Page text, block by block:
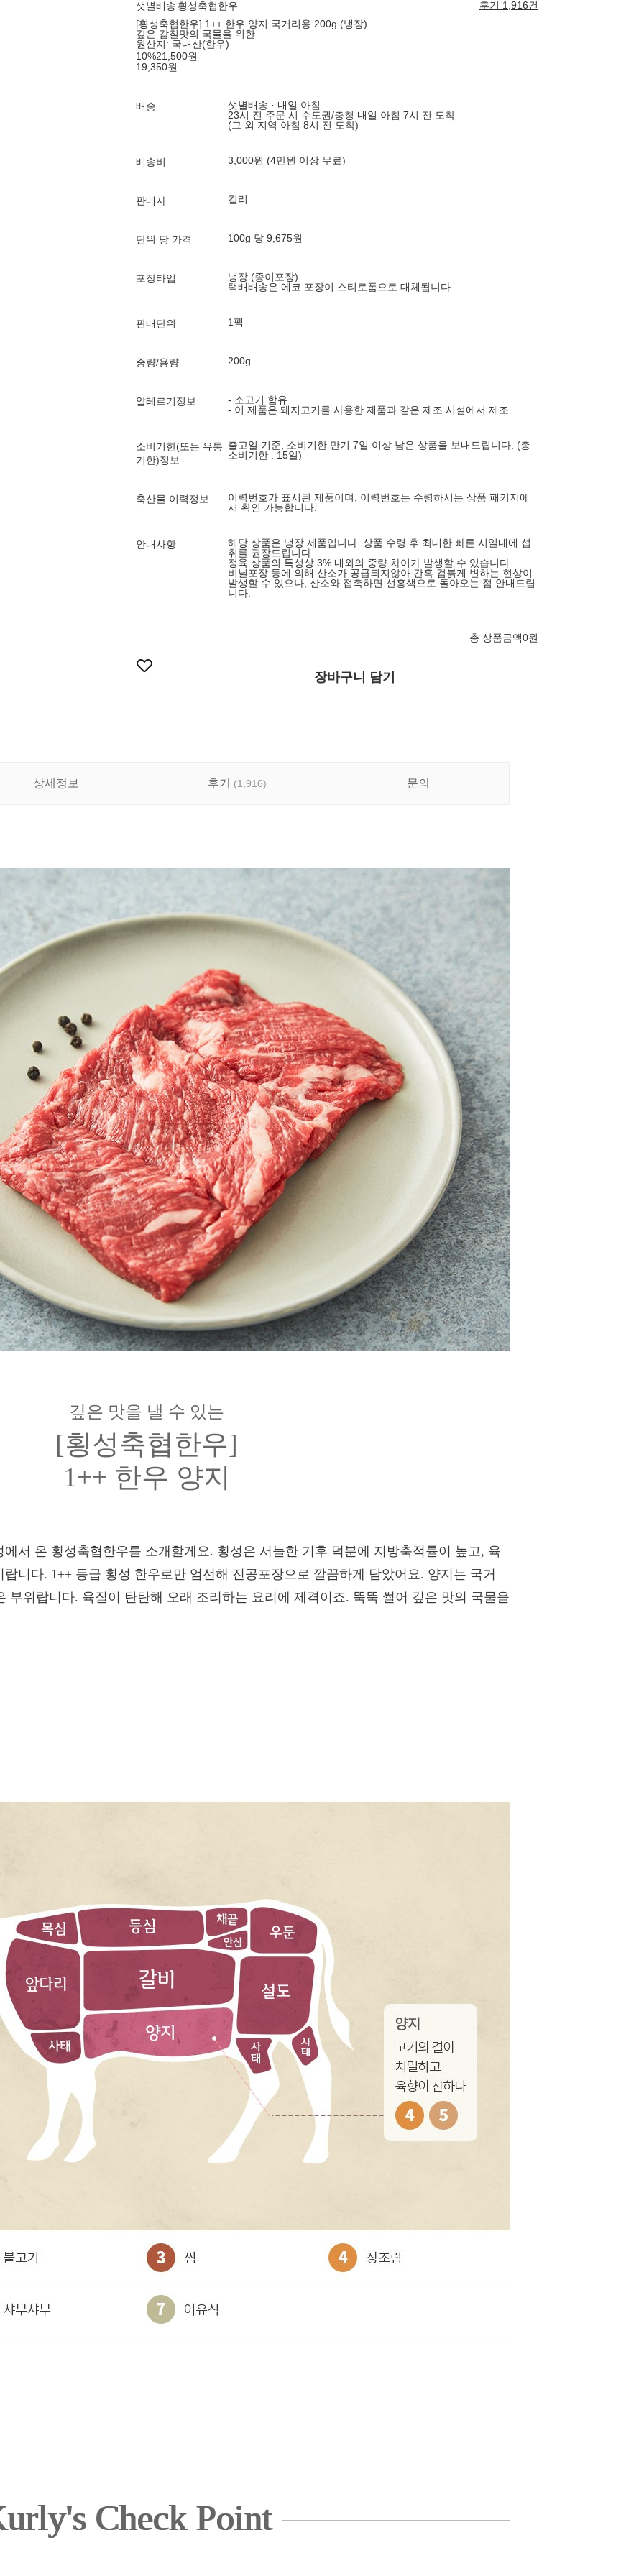
샛별배송 횡성축협한우
후기 1,916건
[횡성축협한우] 1++ 한우 양지 국거리용 200g (냉장)
깊은 감칠맛의 국물을 위한
원산지: 국내산(한우)
10%21,500원
19,350원
배송
샛별배송 · 내일 아침
23시 전 주문 시 수도권/충청 내일 아침 7시 전 도착
(그 외 지역 아침 8시 전 도착)
배송비 3,000원 (4만원 이상 무료)
판매자 컬리
단위 당 가격 100g 당 9,675원
포장타입
냉장 (종이포장)
택배배송은 에코 포장이 스티로폼으로 대체됩니다.
판매단위 1팩
중량/용량 200g
알레르기정보
- 소고기 함유
- 이 제품은 돼지고기를 사용한 제품과 같은 제조 시설에서 제조
소비기한(또는 유통
기한)정보
출고일 기준, 소비기한 만기 7일 이상 남은 상품을 보내드립니다. (총
소비기한 : 15일)
축산물 이력정보
이력번호가 표시된 제품이며, 이력번호는 수령하시는 상품 패키지에
서 확인 가능합니다.
안내사항
해당 상품은 냉장 제품입니다. 상품 수령 후 최대한 빠른 시일내에 섭
취를 권장드립니다.
정육 상품의 특성상 3% 내외의 중량 차이가 발생할 수 있습니다.
비닐포장 등에 의해 산소가 공급되지않아 간혹 검붉게 변하는 현상이
발생할 수 있으나, 산소와 접촉하면 선홍색으로 돌아오는 점 안내드립
니다.
총 상품금액0원
장바구니 담기
상세정보 후기 (1,916) 문의
깊은 맛을 낼 수 있는
[횡성축협한우]
1++ 한우 양지
서 온 횡성축협한우를 소개할게요. 횡성은 서늘한 기후 덕분에 지방축적률이 높고, 육
니다. 1++ 등급 횡성 한우로만 엄선해 진공포장으로 깔끔하게 담았어요. 양지는 국거
부위랍니다. 육질이 탄탄해 오래 조리하는 요리에 제격이죠. 뚝뚝 썰어 깊은 맛의 국물을
Check Point